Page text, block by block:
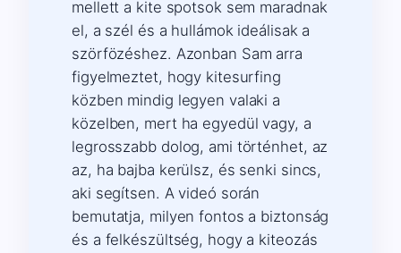
mellett a kite spotsok sem maradnak
el, a szél és a hullámok ideálisak a
szörfözéshez. Azonban Sam arra
figyelmeztet, hogy kitesurfing
közben mindig legyen valaki a
közelben, mert ha egyedül vagy, a
legrosszabb dolog, ami történhet, az
az, ha bajba kerülsz, és senki sincs,
aki segítsen. A videó során
bemutatja, milyen fontos a biztonság
és a felkészültség, hogy a kiteozás